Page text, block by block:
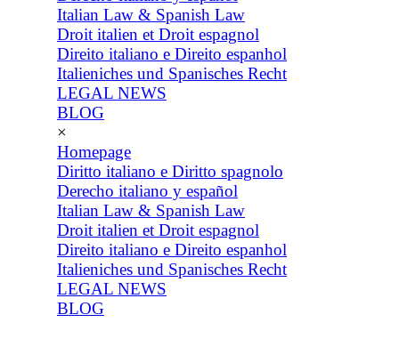
Italian Law & Spanish Law
Droit italien et Droit espagnol
Direito italiano e Direito espanhol
Italieniches und Spanisches Recht
LEGAL NEWS
BLOG
×
Homepage
Diritto italiano e Diritto spagnolo
Derecho italiano y español
Italian Law & Spanish Law
Droit italien et Droit espagnol
Direito italiano e Direito espanhol
Italieniches und Spanisches Recht
LEGAL NEWS
BLOG